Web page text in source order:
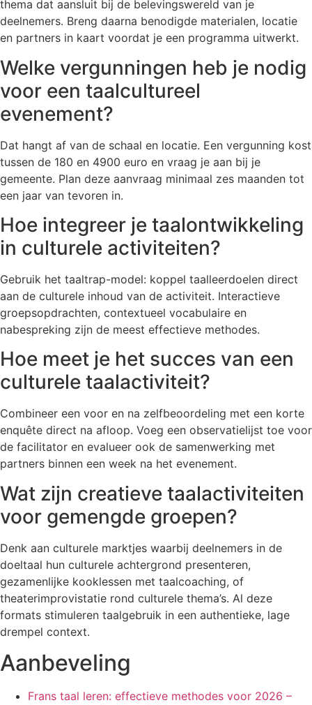
thema dat aansluit bij de belevingswereld van je
deelnemers. Breng daarna benodigde materialen, locatie
en partners in kaart voordat je een programma uitwerkt.
Welke vergunningen heb je nodig
voor een taalcultureel
evenement?
Dat hangt af van de schaal en locatie. Een vergunning kost
tussen de 180 en 4900 euro en vraag je aan bij je
gemeente. Plan deze aanvraag minimaal zes maanden tot
een jaar van tevoren in.
Hoe integreer je taalontwikkeling
in culturele activiteiten?
Gebruik het taaltrap-model: koppel taalleerdoelen direct
aan de culturele inhoud van de activiteit. Interactieve
groepsopdrachten, contextueel vocabulaire en
nabespreking zijn de meest effectieve methodes.
Hoe meet je het succes van een
culturele taalactiviteit?
Combineer een voor en na zelfbeoordeling met een korte
enquête direct na afloop. Voeg een observatielijst toe voor
de facilitator en evalueer ook de samenwerking met
partners binnen een week na het evenement.
Wat zijn creatieve taalactiviteiten
voor gemengde groepen?
Denk aan culturele marktjes waarbij deelnemers in de
doeltaal hun culturele achtergrond presenteren,
gezamenlijke kooklessen met taalcoaching, of
theaterimprovistatie rond culturele thema’s. Al deze
formats stimuleren taalgebruik in een authentieke, lage
drempel context.
Aanbeveling
Frans taal leren: effectieve methodes voor 2026 –